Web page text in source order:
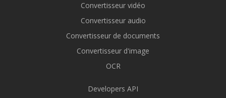
Convertisseur vidéo
Convertisseur audio
Convertisseur de documents
Convertisseur d'image
OCR
Developers API